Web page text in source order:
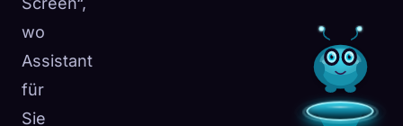
wo
Assistant
für
Sie